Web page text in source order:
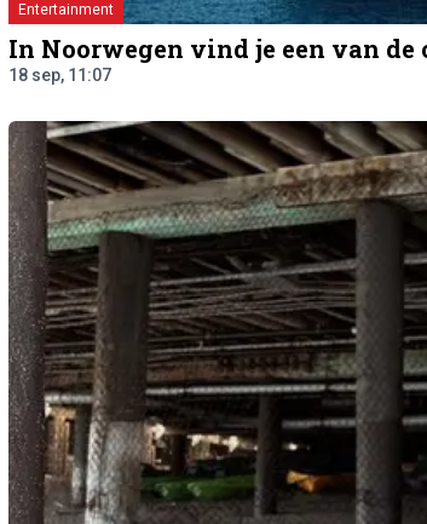
Entertainment
In Noorwegen vind je een van
18 sep, 11:07